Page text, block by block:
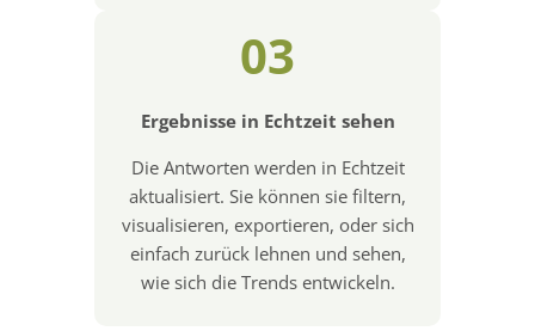
03
Ergebnisse in Echtzeit sehen
Die Antworten werden in Echtzeit
aktualisiert. Sie können sie filtern,
visualisieren, exportieren, oder sich
einfach zurück lehnen und sehen,
wie sich die Trends entwickeln.